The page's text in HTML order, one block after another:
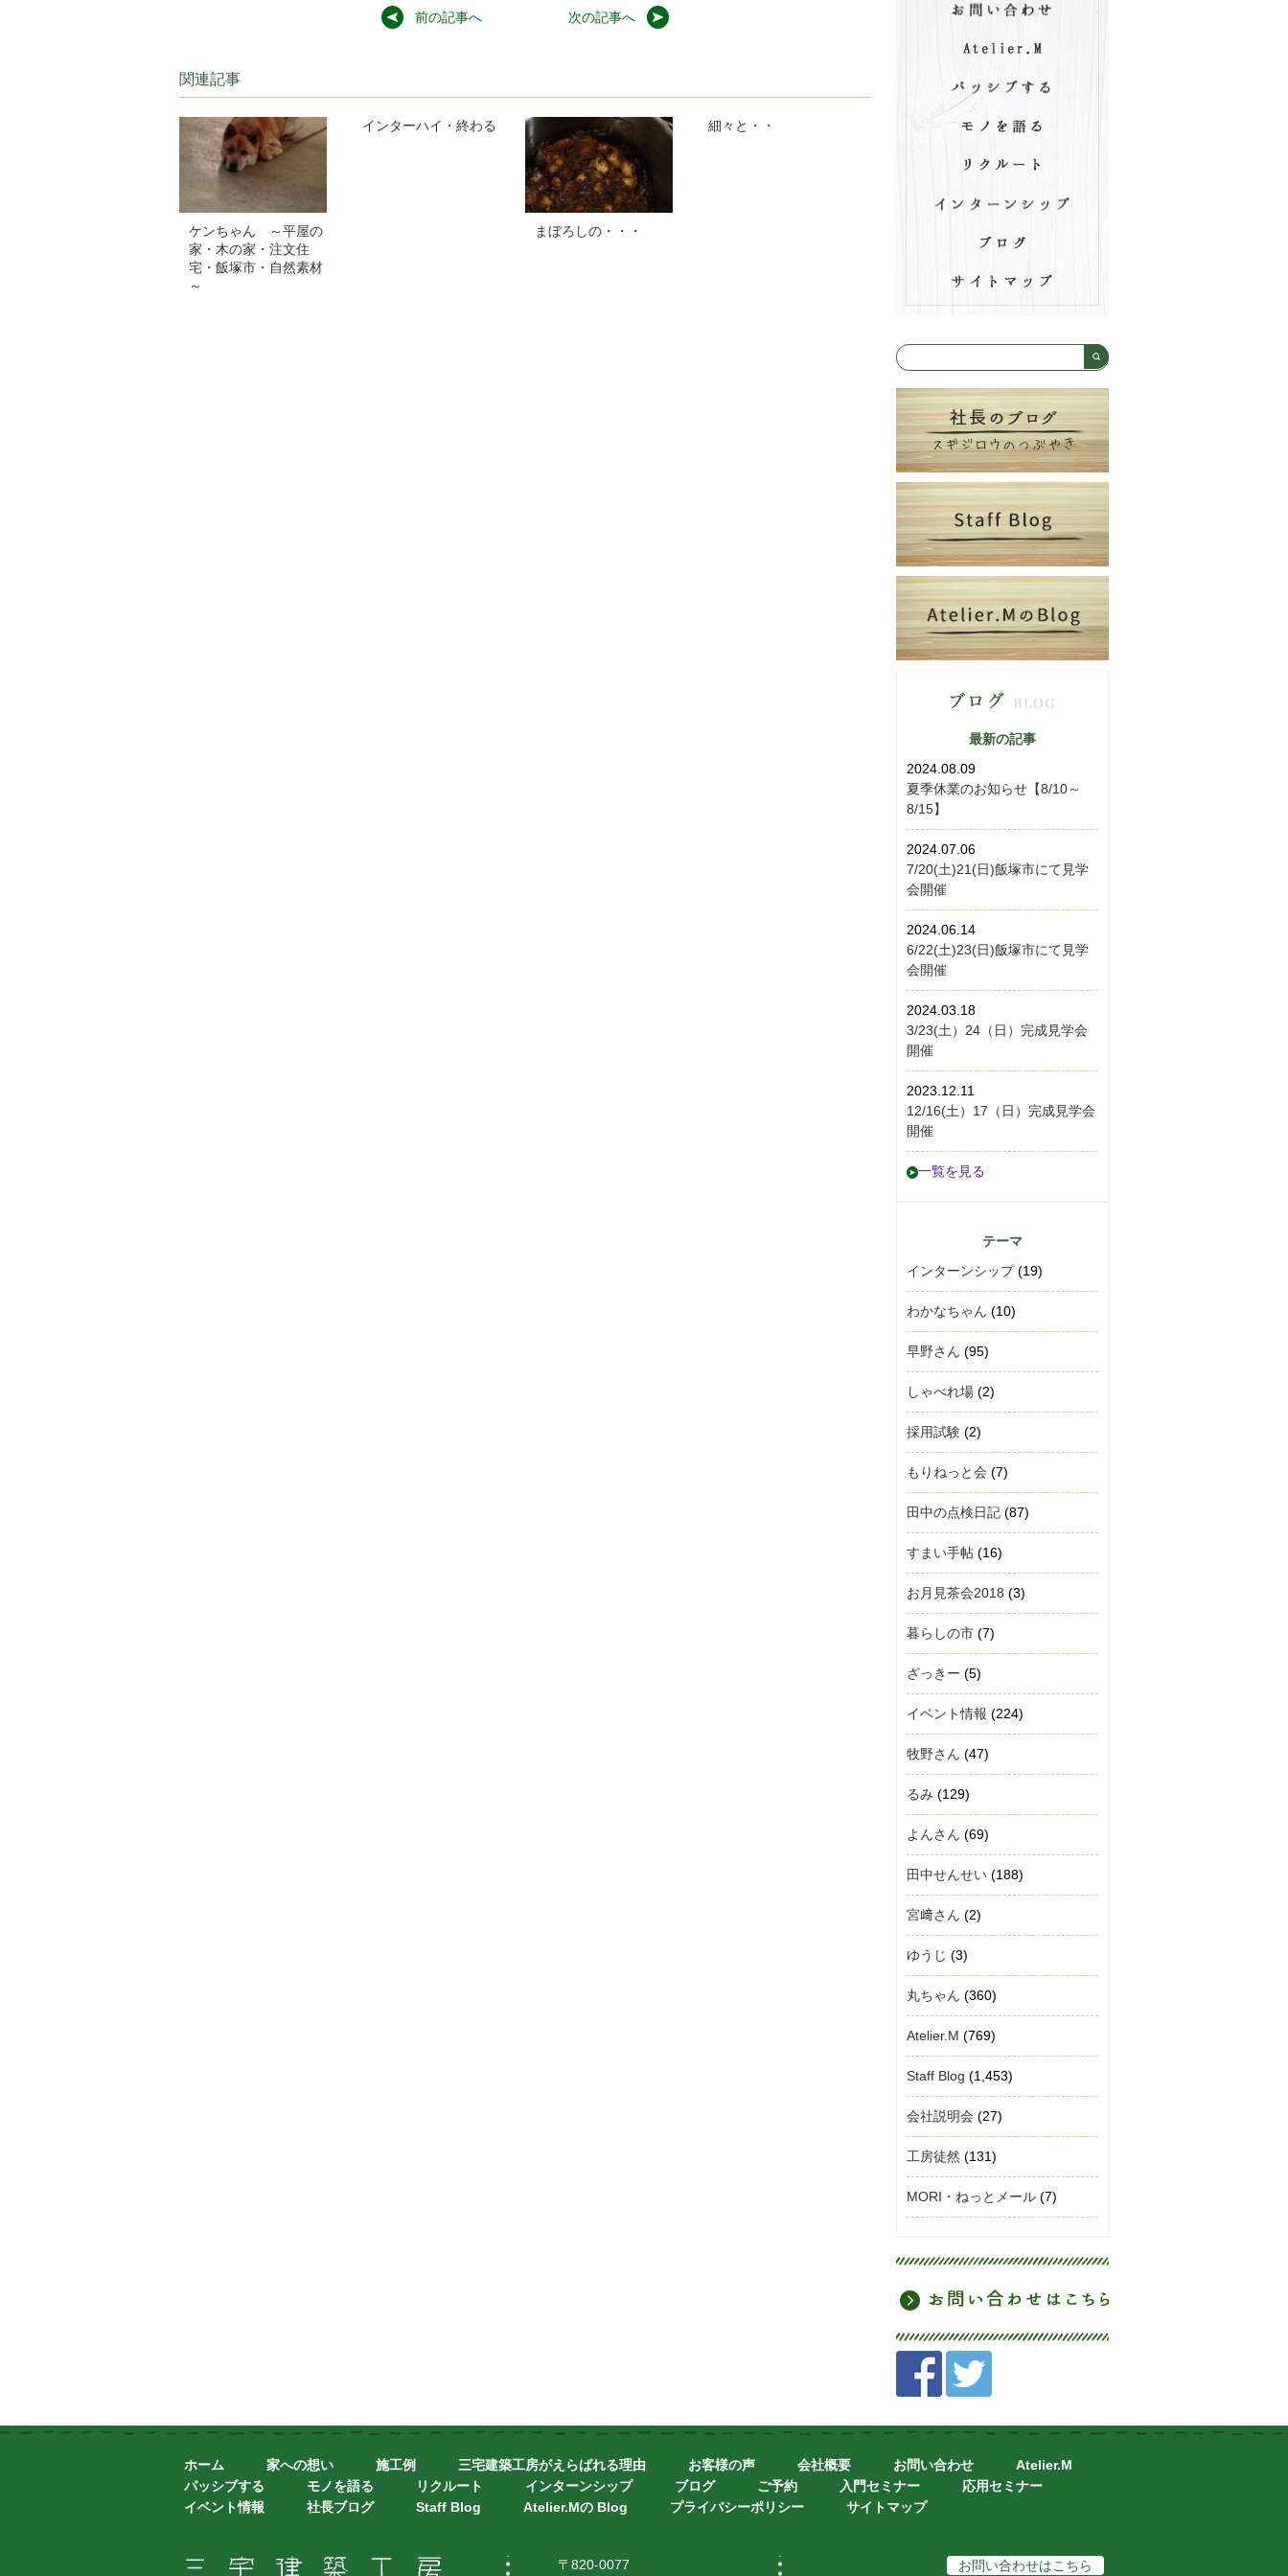
前の記事へ 次の記事へ
関連記事
ケンちゃん ～平屋の
家・木の家・注文住
宅・飯塚市・自然素材
～
インターハイ・終わる
まぼろしの・・・
細々と・・
最新の記事
2024.08.09
夏季休業のお知らせ【8/10～
8/15】
2024.07.06
7/20(土)21(日)飯塚市にて見学
会開催
2024.06.14
6/22(土)23(日)飯塚市にて見学
会開催
2024.03.18
3/23(土）24（日）完成見学会
開催
2023.12.11
12/16(土）17（日）完成見学会
開催
一覧を見る
テーマ
インターンシップ(19)
わかなちゃん (10)
早野さん (95)
しゃべれ場 (2)
採用試験 (2)
もりねっと会 (7)
田中の点検日記 (87)
すまい手帖 (16)
お月見茶会2018 (3)
暮らしの市 (7)
ざっきー (5)
イベント情報 (224)
牧野さん (47)
るみ (129)
よんさん (69)
田中せんせい (188)
宮﨑さん (2)
ゆうじ (3)
丸ちゃん (360)
Atelier.M (769)
Staff Blog (1,453)
会社説明会 (27)
工房徒然 (131)
MORI・ねっとメール (7)
ホーム 家への想い 施工例 三宅建築工房がえらばれる理由 お客様の声 会社概要 お問い合わせ
Atelier.M
パッシブする
モノを語る リクルート インターンシップ ブログ ご予約 入門セミナー
応用セミナー
イベント情報
社長ブログ Staff Blog Atelier.Mの Blog プライバシーポリシー サイトマップ
〒820-0077
お問い合わせはこちら